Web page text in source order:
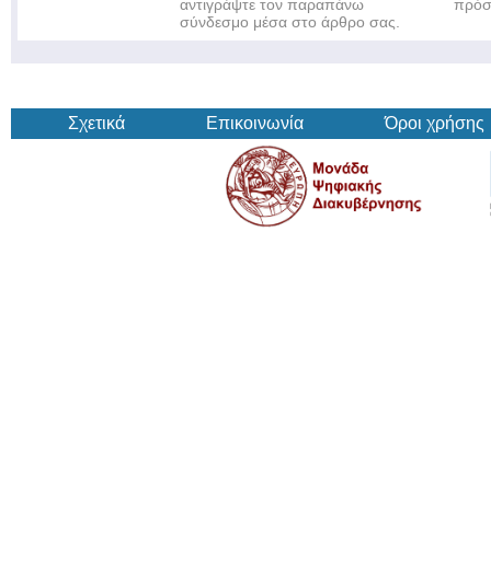
αντιγράψτε τον παραπάνω
σύνδεσμο μέσα στο άρθρο σας.
Σχετικά Επικοινωνία Όροι χρήσης